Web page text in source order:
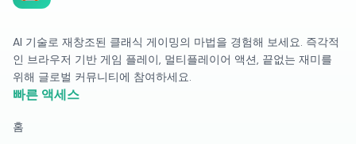
AI 기술로 재창조된 클래식 게이밍의 마법을 경험해 보세요. 즉각적
인 브라우저 기반 게임 플레이, 멀티플레이어 액션, 끝없는 재미를
위해 글로벌 커뮤니티에 참여하세요.
빠른 액세스
홈